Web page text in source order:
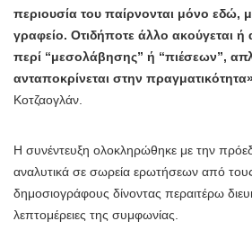
περιουσία του παίρνονται μόνο εδώ,
γραφείο. Οτιδήποτε άλλο ακούγεται ή
περί “μεσολάβησης” ή “πιέσεων”,
ανταποκρίνεται στην
Κοτζαογλάν.
Η συνέντευξη ολοκληρώθηκε με την
αναλυτικά σε σωρεία ερωτήσεων από
δημοσιογράφους δίνοντας περαιτέρω
λεπτομέρειες της συμφωνίας.